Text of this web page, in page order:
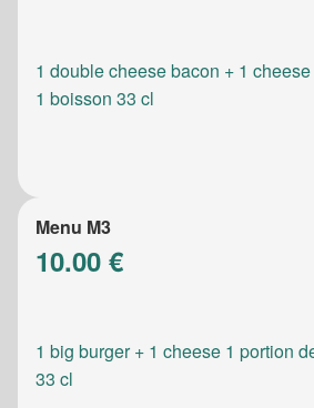
1 double cheese bacon + 1
1 boisson 33 cl
Menu M3
10.00 €
1 big burger + 1 cheese 1 portion
33 cl